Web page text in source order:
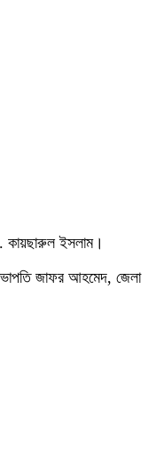
কায়ছারুল ইসলাম।
জাফর আহমেদ, জেলা